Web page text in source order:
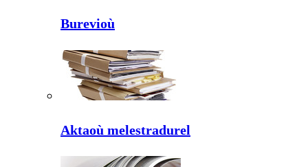
Burevioù
Aktaoù melestradurel